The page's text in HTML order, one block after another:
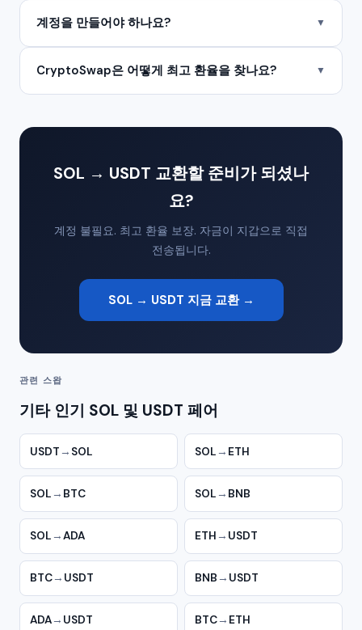
계정을 만들어야 하나요? ▼
CryptoSwap은 어떻게 최고 환율을 찾나요? ▼
SOL → USDT 교환할 준비가 되셨나
요?
계정 불필요. 최고 환율 보장. 자금이 지갑으로 직접
전송됩니다.
SOL → USDT 지금 교환 →
관련 스왑
기타 인기 SOL 및 USDT 페어
USDT → SOL SOL → ETH
SOL → BTC SOL → BNB
SOL →ADA ETH → USDT
BTC→ USDT BNB → USDT
ADA→ USDT BTC→ ETH